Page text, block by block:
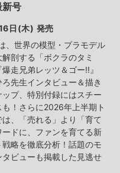
新号
日(木) 発売
、世界の模型・プラモデル
剖する「ボクラのタミ
走兄弟レッツ＆ゴー!!』
先生インタビュー＆描き
プ、特別付録にはスチー
も！さらに2026年上半期ト
は、「売れる」より「育て
ードに、ファンを育てる新
略を徹底分析！話題のモ
ビューも掲載した見逃せ